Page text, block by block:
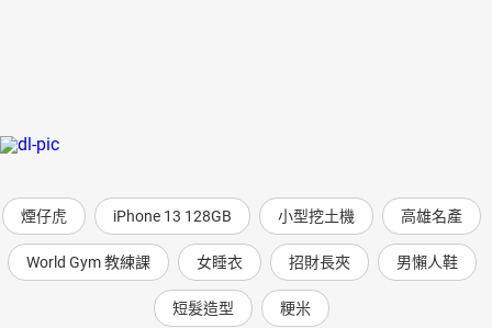
煙仔虎 iPhone 13 128GB 小型挖土機 高雄名產
World Gym 教練課 女睡衣 招財長夾 男懶人鞋
短髮造型 粳米